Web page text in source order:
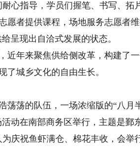
心指导，学员们握笔、书写、拓
愿者提供课程，场地服务志愿者
呈现出自洽式发展的状态。
年来聚焦供给侧改革，构建了一
了城乡文化的自由生长。
荡的队伍，一场浓缩版的“八月
活动在南部商务区举行，主题是
庆祝鱼虾满仓、棉花丰收，会举